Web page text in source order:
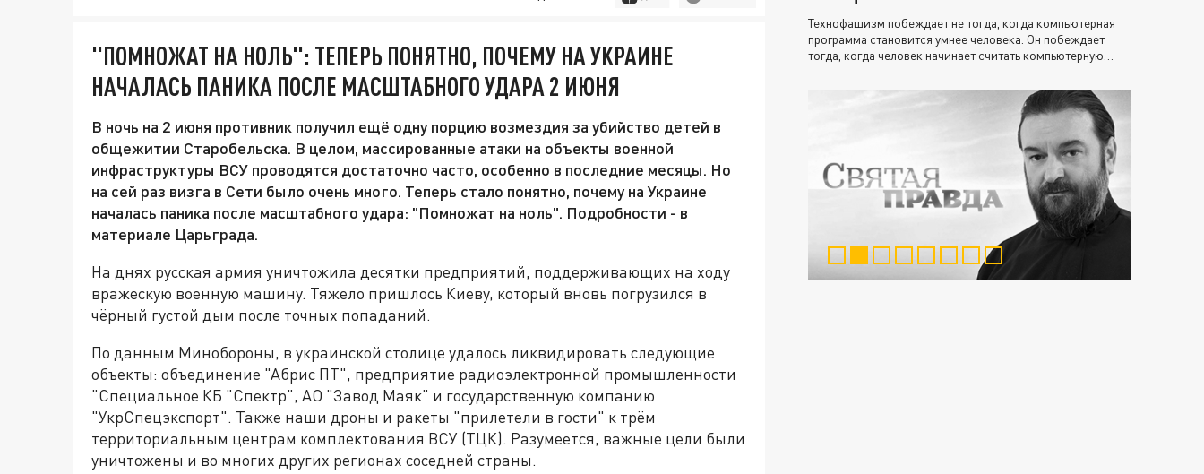
"ПОМНОЖАТ НА НОЛЬ": ТЕПЕРЬ ПОНЯТНО, ПОЧЕМУ НА УКРАИНЕ
НАЧАЛАСЬ ПАНИКА ПОСЛЕ МАСШТАБНОГО УДАРА 2 ИЮНЯ
В ночь на 2 июня противник получил ещё одну порцию возмездия за убийство детей в
общежитии Старобельска. В целом, массированные атаки на объекты военной
инфраструктуры ВСУ проводятся достаточно часто, особенно в последние месяцы. Но
на сей раз визга в Сети было очень много. Теперь стало понятно, почему на Украине
началась паника после масштабного удара: "Помножат на ноль". Подробности - в
материале Царьграда.
На днях русская армия уничтожила десятки предприятий, поддерживающих на ходу
вражескую военную машину. Тяжело пришлось Киеву, который вновь погрузился в
чёрный густой дым после точных попаданий.
По данным Минобороны, в украинской столице удалось ликвидировать следующие
объекты: объединение "Абрис ПТ", предприятие радиоэлектронной промышленности
"Специальное КБ "Спектр", АО "Завод Маяк" и государственную компанию
"УкрСпецэкспорт". Также наши дроны и ракеты "прилетели в гости" к трём
территориальным центрам комплектования ВСУ (ТЦК). Разумеется, важные цели были
уничтожены и во многих других регионах соседней страны.
Технофашизм побеждает не тогда, когда компьютерная
программа становится умнее человека. Он побеждает
тогда, когда человек начинает считать компьютерную